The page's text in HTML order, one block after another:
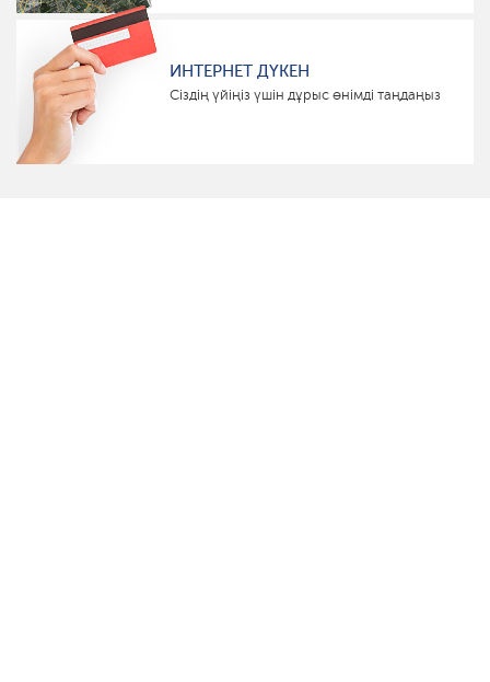
ИНТЕРНЕТ ДҮКЕН
Сіздің үйіңіз үшін дұрыс өнімді таңдаңыз